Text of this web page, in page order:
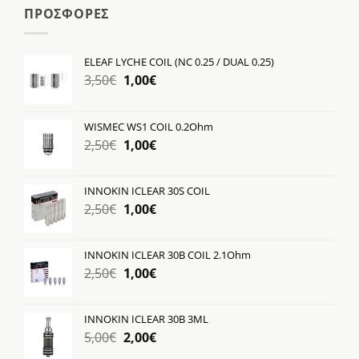
ΠΡΟΣΦΟΡΕΣ
ELEAF LYCHE COIL (NC 0.25 / DUAL 0.25)
3,50€ Original
3,50€.
1,00€Η
είναι:
1,00€.
WISMEC WS1 COIL 0.2Ohm
2,50€ Original
2,50€.
1,00€Η
είναι:
1,00€.
INNOKIN ICLEAR 30S COIL
2,50€ Original
2,50€.
1,00€Η
είναι:
1,00€.
INNOKIN ICLEAR 30B COIL 2.1Ohm
2,50€ Original
2,50€.
1,00€Η
είναι:
1,00€.
INNOKIN ICLEAR 30B 3ML
5,00€ Original
2,00€Η